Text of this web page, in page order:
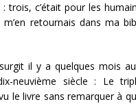
c’était pour les
retournais dans ma
il y a quelques mois
neuvième siècle : Le
vu le livre sans remarquer à